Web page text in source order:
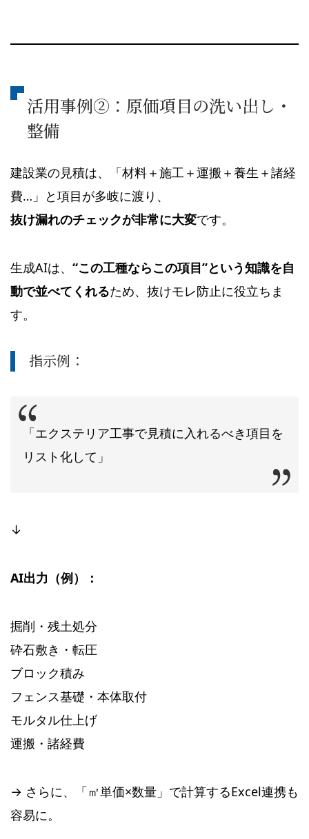
活用事例②：原価項目の洗い出し・
整備
建設業の見積は、「材料＋施工＋運搬＋養生＋諸経
費…」と項目が多岐に渡り、
抜け漏れのチェックが非常に大変です。
生成AIは、 “この工種ならこの項目”という知識を自
動で並べてくれるため、抜けモレ防止に役立ちま
す。
指示例：
「エクステリア工事で見積に入れるべき項目を
リスト化して」
↓
AI出力（例）：
掘削・残土処分
砕石敷き・転圧
ブロック積み
フェンス基礎・本体取付
モルタル仕上げ
運搬・諸経費
→ さらに、「㎡単価×数量」で計算するExcel連携も
容易に。